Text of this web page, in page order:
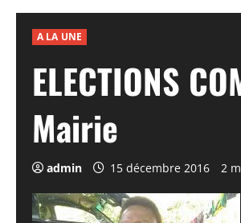
A LA UNE
ELECTIONS
Mairie
admin 15 décembre 2016 2